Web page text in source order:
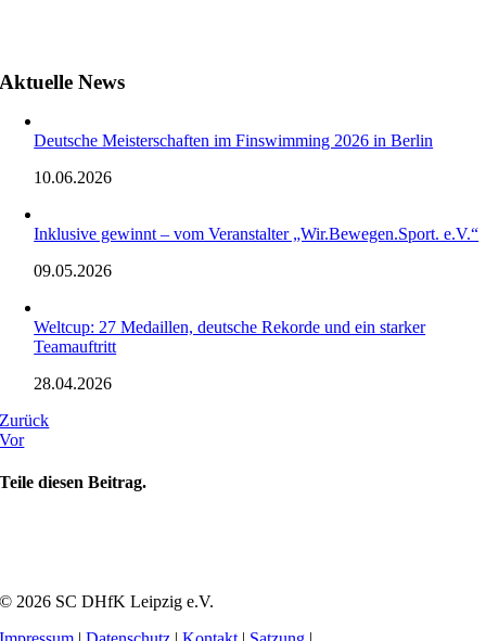
Aktuelle News
Deutsche Meisterschaften im Finswimming 2026 in Berlin
10.06.2026
Inklusive gewinnt – vom Veranstalter „Wir.Bewegen.Sport. e.V.“
09.05.2026
Weltcup: 27 Medaillen, deutsche Rekorde und ein starker
Teamauftritt
28.04.2026
Zurück
Vor
Teile diesen Beitrag.
© 2026 SC DHfK Leipzig e.V.